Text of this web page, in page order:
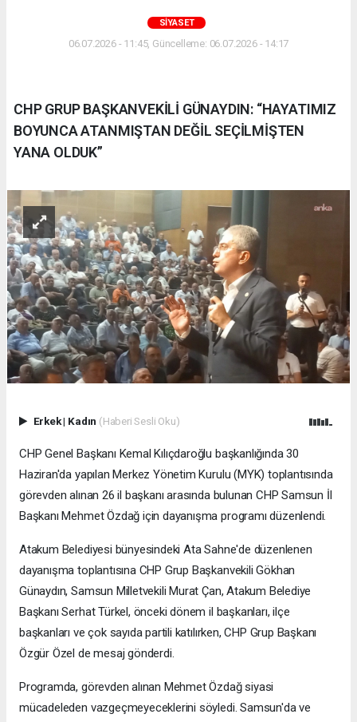
SIYASET
06.07.2026 - 11:45, Güncelleme: 06.07.2026 - 14:17
CHP GRUP BAŞKANVEKİLİ GÜNAYDIN: “HAYATIMIZ
BOYUNCA ATANMIŞTAN DEĞİL SEÇİLMİŞTEN
YANA OLDUK”
Erkek| Kadın (Haberi Sesli Oku)
CHP Genel Başkanı Kemal Kılıçdaroğlu başkanlığında 30
Haziran'da yapılan Merkez Yönetim Kurulu (MYK) toplantısında
görevden alınan 26 il başkanı arasında bulunan CHP Samsun İl
Başkanı Mehmet Özdağ için dayanışma programı düzenlendi.
Atakum Belediyesi bünyesindeki Ata Sahne'de düzenlenen
dayanışma toplantısına CHP Grup Başkanvekili Gökhan
Günaydın, Samsun Milletvekili Murat Çan, Atakum Belediye
Başkanı Serhat Türkel, önceki dönem il başkanları, ilçe
başkanları ve çok sayıda partili katılırken, CHP Grup Başkanı
Özgür Özel de mesaj gönderdi.
Programda, görevden alınan Mehmet Özdağ siyasi
mücadeleden vazgeçmeyeceklerini söyledi. Samsun'da ve